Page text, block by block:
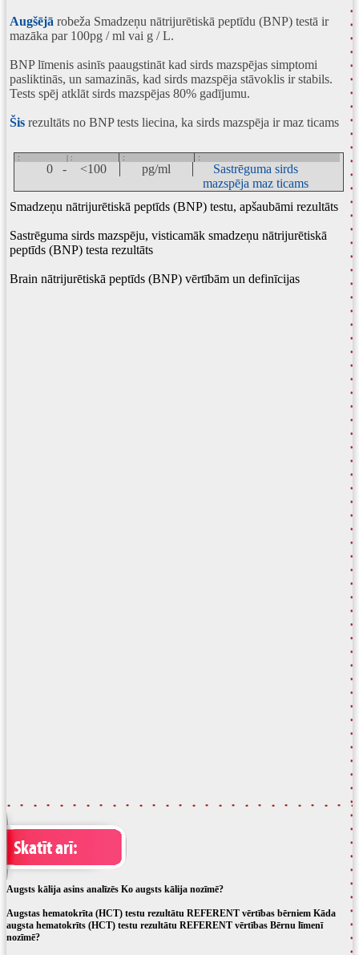
Augšējā robeža Smadzeņu nātrijurētiskā peptīdu (BNP) testā ir
mazāka par 100pg / ml vai g / L.
BNP līmenis asinīs paaugstināt kad sirds mazspējas simptomi
pasliktinās, un samazinās, kad sirds mazspēja stāvoklis ir stabils.
Tests spēj atklāt sirds mazspējas 80% gadījumu.
Šis rezultāts no BNP tests liecina, ka sirds mazspēja ir maz ticams
: | : : :
0 - <100 pg/ml
Sastrēguma sirds
mazspēja maz ticams
Smadzeņu nātrijurētiskā peptīds (BNP) testu, apšaubāmi rezultāts
Sastrēguma sirds mazspēju, visticamāk smadzeņu nātrijurētiskā
peptīds (BNP) testa rezultāts
Brain nātrijurētiskā peptīds (BNP) vērtībām un definīcijas
Skatīt arī:
Augsts kālija asins analīzēs Ko augsts kālija nozīmē?
Augstas hematokrīta (HCT) testu rezultātu REFERENT vērtības bērniem Kāda
augsta hematokrīts (HCT) testu rezultātu REFERENT vērtības Bērnu līmenī
nozīmē?